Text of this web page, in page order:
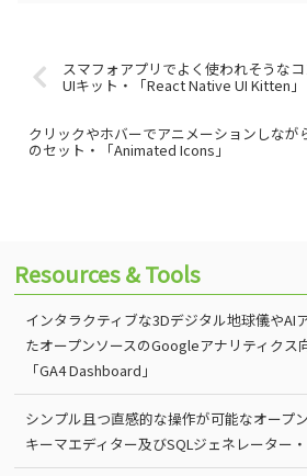
スマフォアプリでよく使われそうな
UIキット・「React Native UI Kitten」
クリックやホバーでアニメーションしなが
のセット・「Animated Icons」
Resources & Tools
インタラクティブな3Dデジタル地球儀やAI
たオープンソースのGoogleアナリティクス
「GA4 Dashboard」
シンプル且つ直感的な操作が可能なオープ
キーマエディター及びSQLジェネレーター・